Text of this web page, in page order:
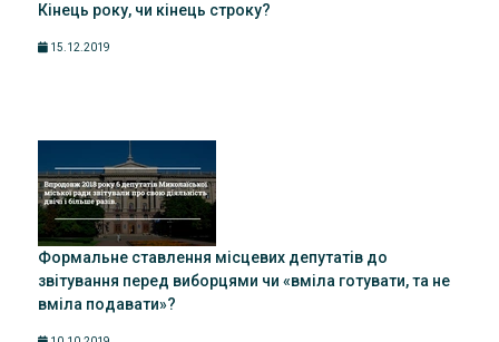
Кінець року, чи кінець строку?
15.12.2019
Формальне ставлення місцевих депутатів до
звітування перед виборцями чи «вміла готувати, та не
вміла подавати»?